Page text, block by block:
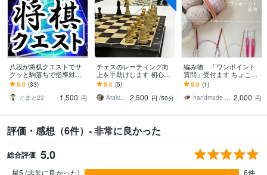
八段が将棋クエストでサ
クッと駒落ちで指導対局
します 駒落ちで確かな実
力を身につけよう！駒落
ちは最強の勉強です。
5.0 (33)
とまと22
1,500 円
チェスのレーティング向
上を手助けします 初心者
歓迎！全日本学生チェス
選手権優勝者による戦
術・戦略指導
5.0 (5)
Araki_chess 2,500 円 /50分
編み物 「ワンポイント
質問」受付ます ちょこっ
と聞きたい！に答えま
す。
5.0 (1)
handmade cocoron 2,000 円
評価・感想（6件）- 非常に良かった
総合評価 5.0
星5 (非常に良かった) 6件